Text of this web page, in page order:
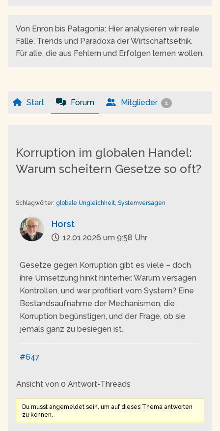
Von Enron bis Patagonia: Hier analysieren wir reale
Fälle, Trends und Paradoxa der Wirtschaftsethik.
Für alle, die aus Fehlern und Erfolgen lernen wollen.
Start Forum Mitglieder 1
Korruption im globalen Handel:
Warum scheitern Gesetze so oft?
Schlagwörter: globale Ungleichheit, Systemversagen
Horst
12.01.2026 um 9:58 Uhr
Gesetze gegen Korruption gibt es viele – doch
ihre Umsetzung hinkt hinterher. Warum versagen
Kontrollen, und wer profitiert vom System? Eine
Bestandsaufnahme der Mechanismen, die
Korruption begünstigen, und der Frage, ob sie
jemals ganz zu besiegen ist.
#647
Ansicht von 0 Antwort-Threads
Du musst angemeldet sein, um auf dieses Thema antworten
zu können.